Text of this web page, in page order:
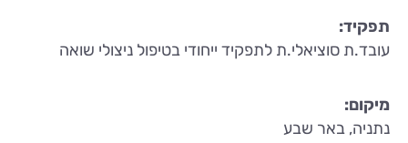
תפקיד:
עובד.ת סוציאלי.ת לתפקיד ייחודי בטיפול ניצולי שואה
מיקום:
נתניה, באר שבע